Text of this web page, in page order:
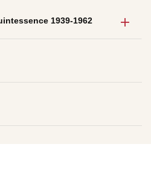
1939-1962